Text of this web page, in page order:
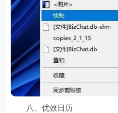
八、优效日历